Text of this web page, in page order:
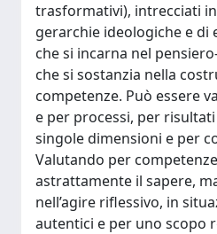
trasformativi), intrecciati
gerarchie ideologiche e di
che si incarna nel
che si sostanzia nella
competenze. Può essere
e per processi, per
singole dimensioni e per
Valutando per
astrattamente il sapere,
nell’agire riflessivo, in
autentici e per uno scopo